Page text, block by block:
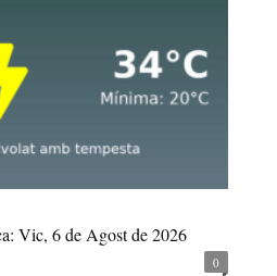
Vic, 6 de Agost de 2026
0